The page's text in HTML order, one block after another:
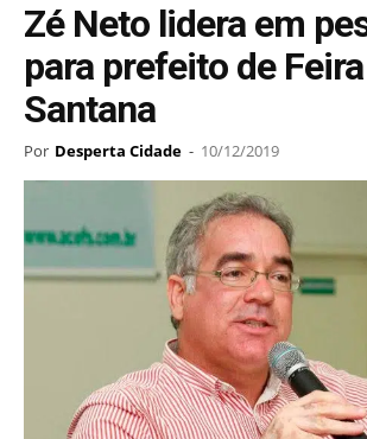
Zé Neto lidera em
para prefeito de
Santana
Por Desperta Cidade - 10/12/2019